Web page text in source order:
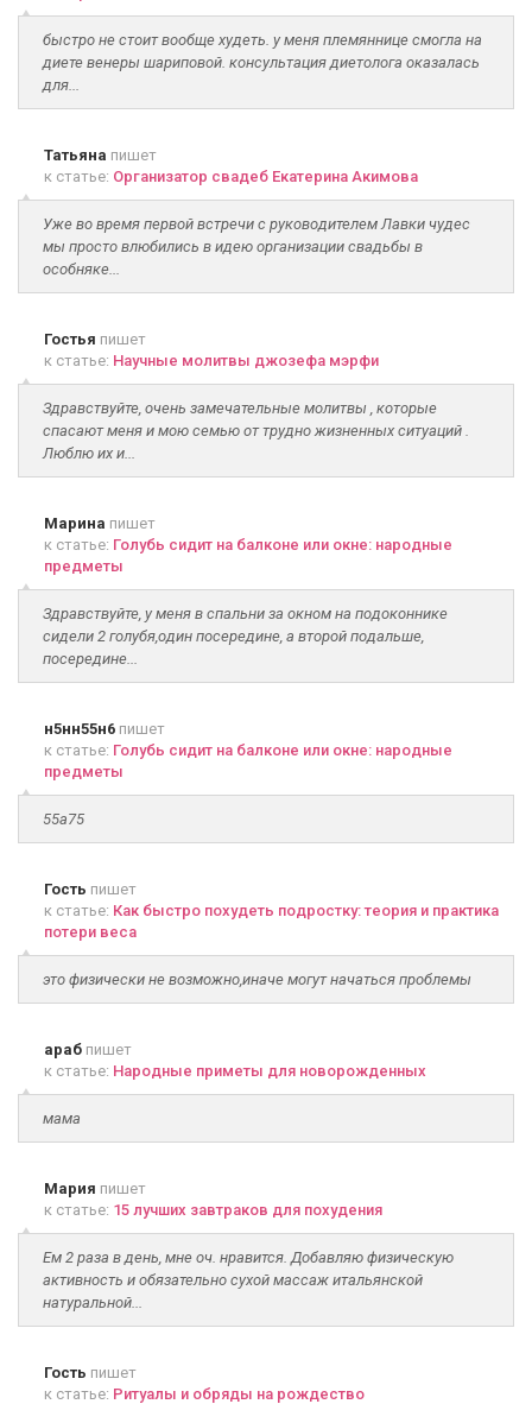
быстро не стоит вообще худеть. у меня племяннице смогла на
диете венеры шариповой. консультация диетолога оказалась
для...
Татьяна пишет
к статье: Организатор свадеб Екатерина Акимова
Уже во время первой встречи с руководителем Лавки чудес
мы просто влюбились в идею организации свадьбы в
особняке...
Гостья пишет
к статье: Научные молитвы джозефа мэрфи
Здравствуйте, очень замечательные молитвы , которые
спасают меня и мою семью от трудно жизненных ситуаций .
Люблю их и...
Марина пишет
к статье: Голубь сидит на балконе или окне: народные
предметы
Здравствуйте, у меня в спальни за окном на подоконнике
сидели 2 голубя,один посередине, а второй подальше,
посередине...
н5нн55н6 пишет
к статье: Голубь сидит на балконе или окне: народные
предметы
55а75
Гость пишет
к статье: Как быстро похудеть подростку: теория и практика
потери веса
это физически не возможно,иначе могут начаться проблемы
араб пишет
к статье: Народные приметы для новорожденных
мама
Мария пишет
к статье: 15 лучших завтраков для похудения
Ем 2 раза в день, мне оч. нравится. Добавляю физическую
активность и обязательно сухой массаж итальянской
натуральной...
Гость пишет
к статье: Ритуалы и обряды на рождество